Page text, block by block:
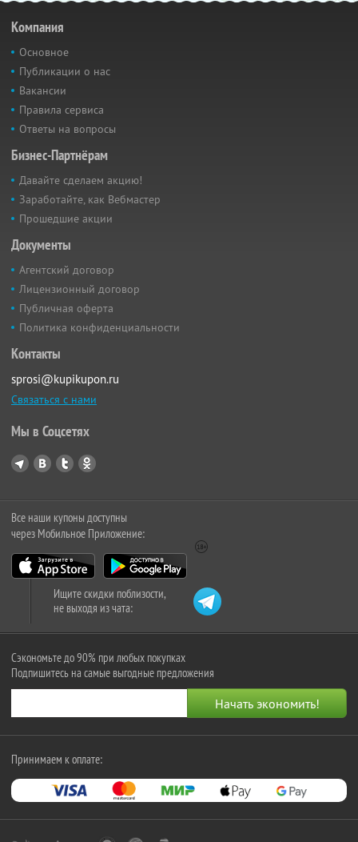
Компания
Основное
Публикации о нас
Вакансии
Правила сервиса
Ответы на вопросы
Бизнес-Партнёрам
Давайте сделаем акцию!
Заработайте, как Вебмастер
Прошедшие акции
Документы
Агентский договор
Лицензионный договор
Публичная оферта
Политика конфиденциальности
Контакты
sprosi@kupikupon.ru
Связаться с нами
Мы в Соцсетях
Все наши купоны доступны
через Мобильное Приложение:
Ищите скидки поблизости,
не выходя из чата:
Сэкономьте до 90% при любых покупках
Подпишитесь на самые выгодные предложения
Принимаем к оплате: